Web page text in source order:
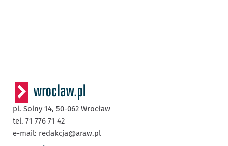
pl. Solny 14, 50-062 Wrocław
tel. 71 776 71 42
e-mail: redakcja@araw.pl